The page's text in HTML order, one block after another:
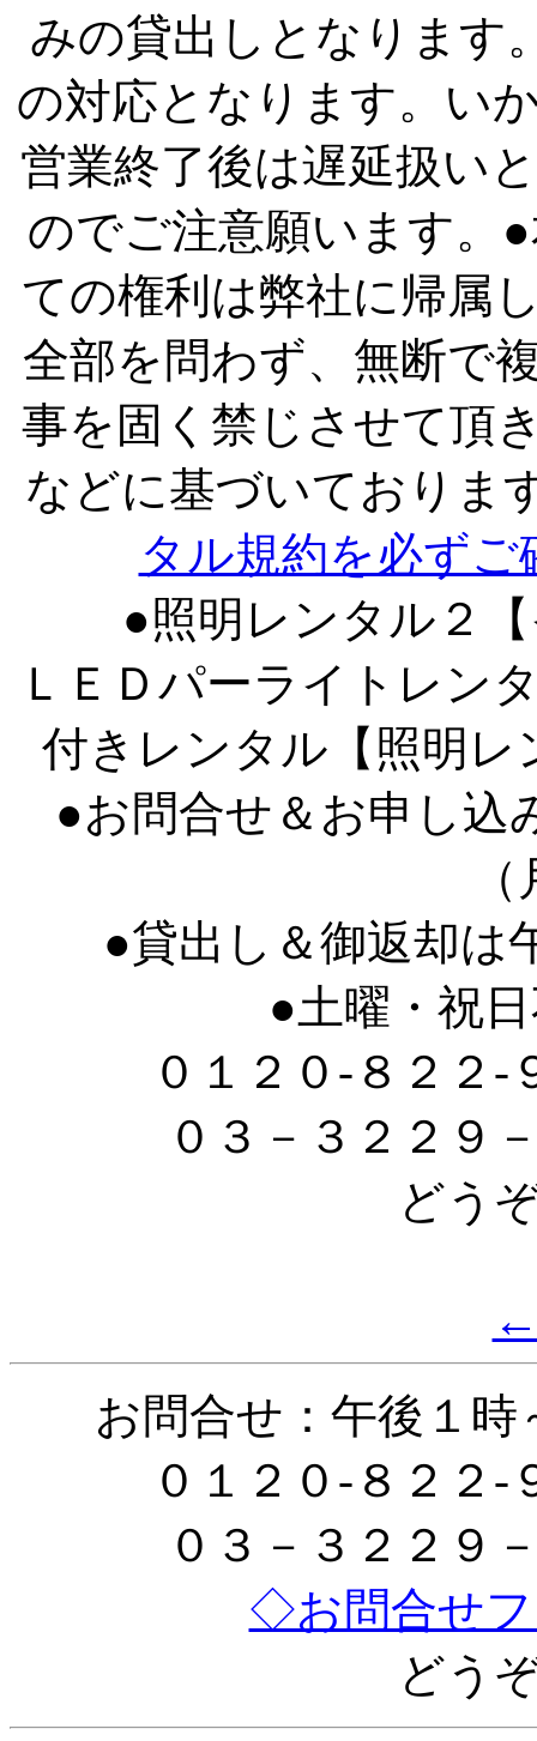
みの貸出しとなります
の対応となります。い
営業終了後は遅延扱い
のでご注意願います。
ての権利は弊社に帰属
全部を問わず、無断で
事を固く禁じさせて頂
などに基づいておりま
タル規約を必ず
●照明レンタル２
ＬＥＤパーライトレン
付きレンタル【照明
●お問合せ＆お申し
●貸出し＆御返却は
●土曜・祝
０１２０-８２２-
０３－３２２９
どう
お問合せ：午後１
０１２０-８２２-
０３－３２２９
◇お問合せ
どう